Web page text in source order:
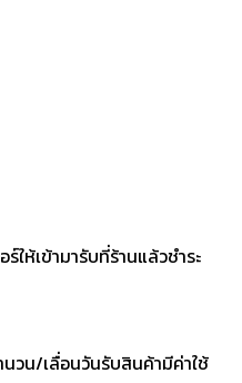
ห้เข้ามารับที่ร้านแล้วชำระ
วน/เลื่อนวันรับสินค้ามีค่าใช้